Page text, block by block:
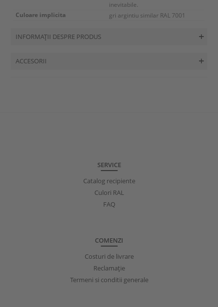
inevitabile.
Culoare implicita gri argintiu similar RAL 7001
INFORMAȚII DESPRE PRODUS
ACCESORII
SERVICE
Catalog recipiente
Culori RAL
FAQ
COMENZI
Costuri de livrare
Reclamație
Termeni si conditii generale